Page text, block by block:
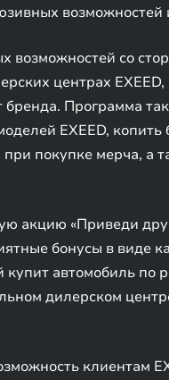
возможностей
возможностей со
центрах
Программа
EXEED,
покупке мерча, а
акцию «Приведи
бонусы в виде
автомобиль по
дилерском
клиентам